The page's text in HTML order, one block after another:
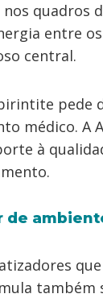
quadros
entre
central.
pede
médico. A
à
de
também